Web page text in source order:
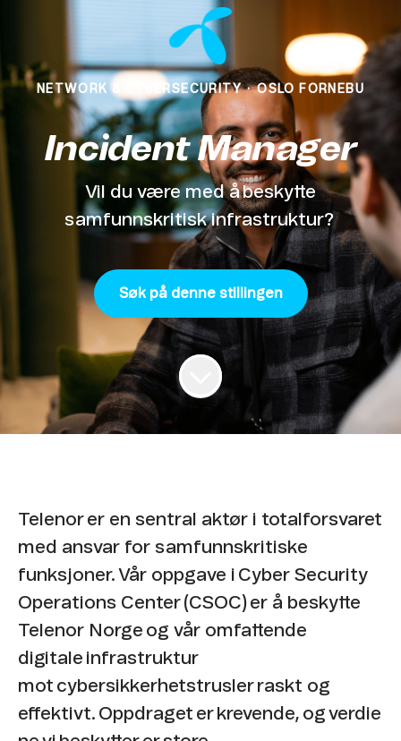
NETWORK & CYBERSECURITY · OSLO FORNEBU
Incident Manager
Vil du være med å beskytte
samfunnskritisk infrastruktur?
Søk på denne stillingen
Telenor er en sentral aktør i totalforsvaret
med ansvar for samfunnskritiske
funksjoner. Vår oppgave i Cyber Security
Operations Center (CSOC) er å beskytte
Telenor Norge og vår omfattende
digitale infrastruktur
mot cybersikkerhetstrusler raskt og
effektivt. Oppdraget er krevende, og verdie